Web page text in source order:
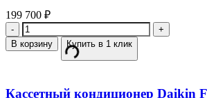
199 700 ₽
Количество
В корзину Купить в 1 клик
Кассетный кондиционер Daikin